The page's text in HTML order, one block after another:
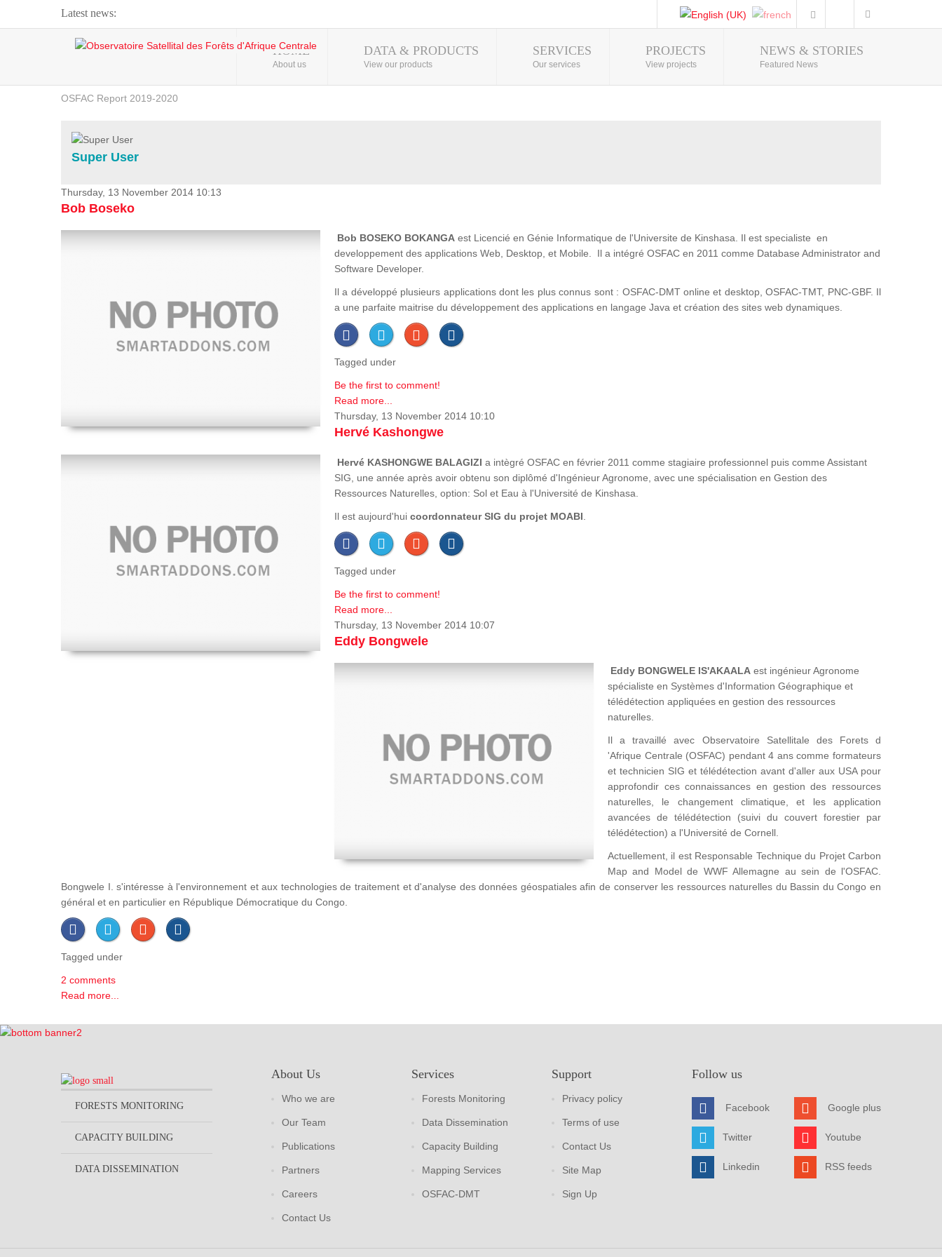
Latest news:
Webinar about Large Scale Monitoring and Land ...
OSFAC Video - Addressing climate change from the ...
OSFAC Report 2019-2020
Flooding and Erosion in Kinshasa - Open Cities ...
Photo Gallery
HOME
About us
DATA & PRODUCTS
View our products
SERVICES
Our services
PROJECTS
View projects
NEWS & STORIES
Featured News
Super User
Thursday, 13 November 2014 10:13
Bob Boseko
Bob BOSEKO BOKANGA est Licencié en Génie Informatique de l'Universite de Kinshasa. Il est specialiste en
developpement des applications Web, Desktop, et Mobile. Il a intégré OSFAC en 2011 comme Database Administrator and
Software Developer.
Il a développé plusieurs applications dont les plus connus sont : OSFAC-DMT online et desktop, OSFAC-TMT, PNC-GBF. Il
a une parfaite maitrise du développement des applications en langage Java et création des sites web dynamiques.
Tagged under
Be the first to comment!
Read more...
Thursday, 13 November 2014 10:10
Hervé Kashongwe
Hervé KASHONGWE BALAGIZI a intègré OSFAC en février 2011 comme stagiaire professionnel puis comme Assistant
SIG, une année après avoir obtenu son diplômé d'Ingénieur Agronome, avec une spécialisation en Gestion des
Ressources Naturelles, option: Sol et Eau à l'Université de Kinshasa.
Il est aujourd'hui coordonnateur SIG du projet MOABI
Tagged under
Be the first to comment!
Read more...
Thursday, 13 November 2014 10:07
Eddy Bongwele
Eddy BONGWELE IS'AKAALA est ingénieur Agronome
spécialiste en Systèmes d'Information Géographique et
télédétection appliquées en gestion des ressources
naturelles.
Il a travaillé avec Observatoire Satellitale des Forets d
'Afrique Centrale (OSFAC) pendant 4 ans comme formateurs
et technicien SIG et télédétection avant d'aller aux USA pour
approfondir ces connaissances en gestion des ressources
naturelles, le changement climatique, et les application
avancées de télédétection (suivi du couvert forestier par
télédétection) a l'Université de Cornell.
Actuellement, il est Responsable Technique du Projet Carbon
Map and Model de WWF Allemagne au sein de l'OSFAC.
Bongwele I. s'intéresse à l'environnement et aux technologies de traitement et d'analyse des données géospatiales afin de conserver les ressources naturelles du Bassin du Congo en
général et en particulier en République Démocratique du Congo.
Tagged under
2 comments
Read more...
FORESTS MONITORING
CAPACITY BUILDING
DATA DISSEMINATION
About Us
Who we are
Our Team
Publications
Partners
Careers
Contact Us
Services
Forests Monitoring
Data Dissemination
Capacity Building
Mapping Services
OSFAC-DMT
Support
Privacy policy
Terms of use
Contact Us
Site Map
Sign Up
Follow us
Facebook
Twitter
Linkedin
Google plus
Youtube
RSS feeds